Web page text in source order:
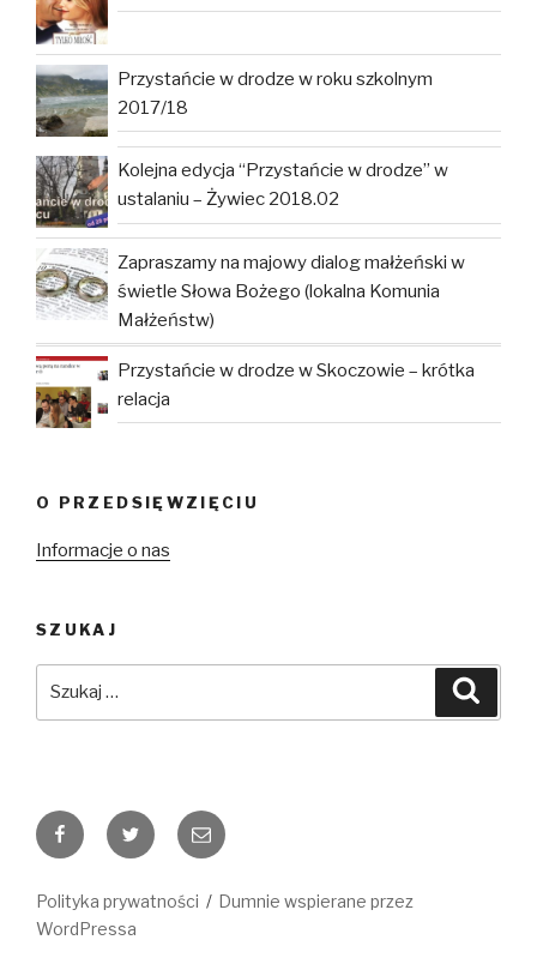
Przystańcie w drodze w roku szkolnym
2017/18
Kolejna edycja “Przystańcie w drodze” w
ustalaniu – Żywiec 2018.02
Zapraszamy na majowy dialog małżeński w
świetle Słowa Bożego (lokalna Komunia
Małżeństw)
Przystańcie w drodze w Skoczowie – krótka
relacja
O PRZEDSIĘWZIĘCIU
Informacje o nas
SZUKAJ
FacebookTwitter E-
mail
Polityka prywatności
Dumnie wspierane przez
WordPressa